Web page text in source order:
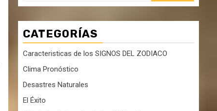
CATEGORÍAS
Caracteristicas de los SIGNOS DEL ZODIACO
Clima Pronóstico
Desastres Naturales
El Éxito